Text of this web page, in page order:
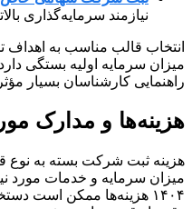
نیازمند سرمایه‌گذاری
انتخاب قالب مناسب به اهداف
میزان سرمایه اولیه بستگی
راهنمایی کارشناسان بسیار
هزینه‌ها و مدارک
هزینه ثبت شرکت بسته به نوع
میزان سرمایه و خدمات مورد
۱۴۰۴ هزینه‌ها ممکن است